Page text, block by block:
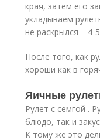
края, затем его
укладываем
не раскрылся – 4-
После того, как
хороши как в
Яичные
Рулет с семгой .
блюдо, так и
К тому же это